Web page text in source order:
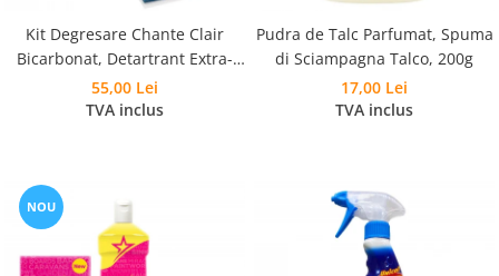
Kit Degresare Chante Clair
Bicarbonat, Detartrant Extra-
Rapid, Anticalcar si Laveta
Microfibra
55,00 Lei
TVA inclus
Pudra de Talc Parfumat, Spuma
di Sciampagna Talco, 200g
17,00 Lei
TVA inclus
NOU